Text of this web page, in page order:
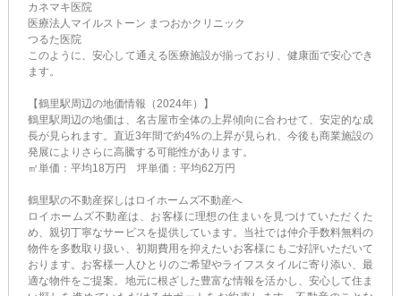
カネマキ医院
医療法人マイルストーン まつおかクリニック
つるた医院
このように、安心して通える医療施設が揃っており、健康面で安心でき
ます。
【鶴里駅周辺の地価情報（2024年）】
鶴里駅周辺の地価は、名古屋市全体の上昇傾向に合わせて、安定的な成
長が見られます。直近3年間で約4%の上昇が見られ、今後も商業施設の
発展によりさらに高騰する可能性があります。
㎡単価：平均18万円 坪単価：平均62万円
鶴里駅の不動産探しはロイホームズ不動産へ
ロイホームズ不動産は、お客様に理想の住まいを見つけていただくた
め、親切丁寧なサービスを提供しています。当社では仲介手数料無料の
物件を多数取り扱い、初期費用を抑えたいお客様にもご好評いただいて
おります。お客様一人ひとりのご希望やライフスタイルに寄り添い、最
適な物件をご提案。地元に根ざした豊富な情報を活かし、安心して住ま